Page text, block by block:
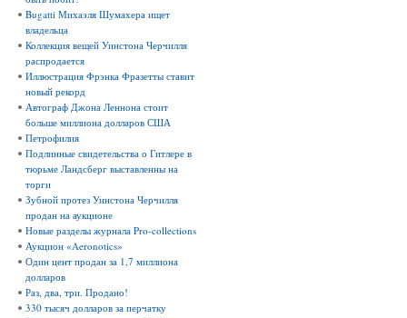
Bugatti Михаэля Шумахера ищет
владельца
Коллекция вещей Уинстона Черчилля
распродается
Иллюстрация Фрэнка Фразетты ставит
новый рекорд
Автограф Джона Леннона стоит
больше миллиона долларов США
Петрофилия
Подлинные свидетельства о Гитлере в
тюрьме Ландсберг выставленны на
торги
Зубной протез Уинстона Черчилля
продан на аукционе
Новые разделы журнала Pro-collections
Аукцион «Aeronotics»
Один цент продан за 1,7 миллиона
долларов
Раз, два, три. Продано!
330 тысяч долларов за перчатку